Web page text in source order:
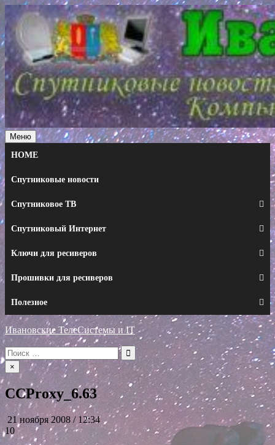
Перейти
к
содержимому
Меню
HOME
Спутниковые новости
Спутниковое ТВ
Спутниковый Интернет
Ключи для ресиверов
Прошивки для ресиверов
Полезное
Ивановские ТелеСистемы и IT
Искать:
×
CCProxy_6.63
21 ноября 2008 / 12:34
10